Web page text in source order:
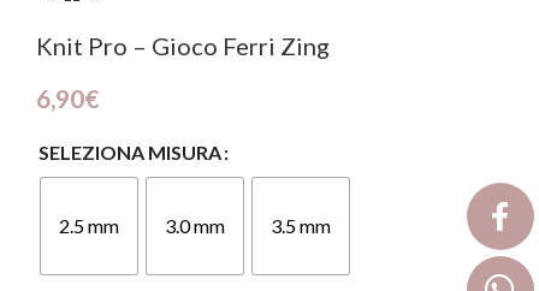
Knit Pro – Gioco Ferri Zing
6,90€
SELEZIONA MISURA
2.5 mm 3.0 mm 3.5 mm